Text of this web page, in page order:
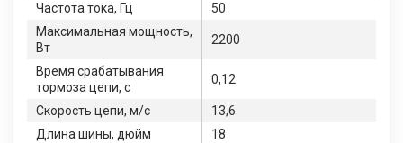
Частота тока, Гц
50
Максимальная мощность,
Вт
2200
Время срабатывания
тормоза цепи, с
0,12
Скорость цепи, м/с
13,6
Длина шины, дюйм
18